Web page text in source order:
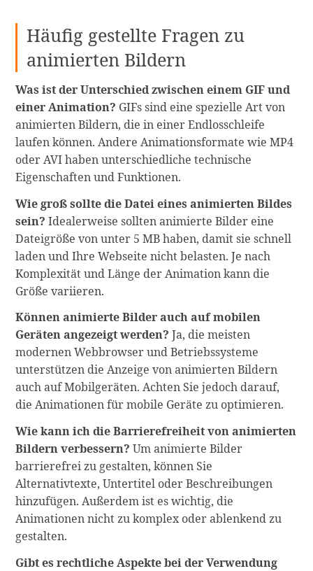
Häufig gestellte Fragen zu
animierten Bildern
Was ist der Unterschied zwischen einem GIF und
einer Animation? GIFs sind eine spezielle Art von
animierten Bildern, die in einer Endlosschleife
laufen können. Andere Animationsformate wie MP4
oder AVI haben unterschiedliche technische
Eigenschaften und Funktionen.
Wie groß sollte die Datei eines animierten Bildes
sein? Idealerweise sollten animierte Bilder eine
Dateigröße von unter 5 MB haben, damit sie schnell
laden und Ihre Webseite nicht belasten. Je nach
Komplexität und Länge der Animation kann die
Größe variieren.
Können animierte Bilder auch auf mobilen
Geräten angezeigt werden? Ja, die meisten
modernen Webbrowser und Betriebssysteme
unterstützen die Anzeige von animierten Bildern
auch auf Mobilgeräten. Achten Sie jedoch darauf,
die Animationen für mobile Geräte zu optimieren.
Wie kann ich die Barrierefreiheit von animierten
Bildern verbessern? Um animierte Bilder
barrierefrei zu gestalten, können Sie
Alternativtexte, Untertitel oder Beschreibungen
hinzufügen. Außerdem ist es wichtig, die
Animationen nicht zu komplex oder ablenkend zu
gestalten.
Gibt es rechtliche Aspekte bei der Verwendung